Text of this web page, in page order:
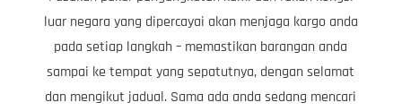
luar negara yang dipercayai akan menjaga kargo anda
pada setiap langkah – memastikan barangan anda
sampai ke tempat yang sepatutnya, dengan selamat
dan mengikut jadual. Sama ada anda sedang mencari